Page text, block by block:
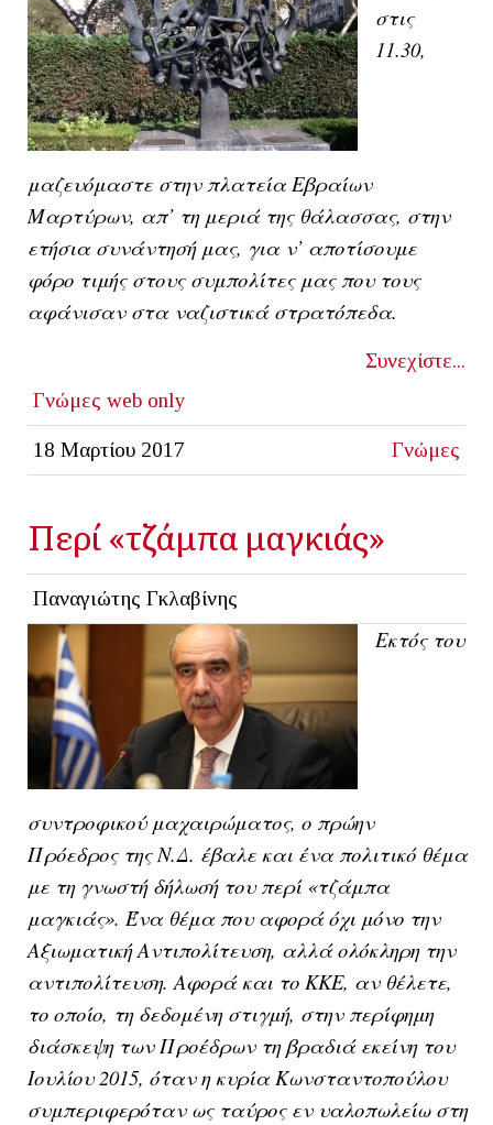
στις
11.30,
μαζευόμαστε στην πλατεία Εβραίων
Μαρτύρων, απ’ τη μεριά της θάλασσας, στην
ετήσια συνάντησή μας, για ν’ αποτίσουμε
φόρο τιμής στους συμπολίτες μας που τους
αφάνισαν στα ναζιστικά στρατόπεδα.
Συνεχίστε...
Γνώμες web only
18 Μαρτίου 2017 Γνώμες
Περί «τζάμπα μαγκιάς»
Παναγιώτης Γκλαβίνης
Εκτός του
συντροφικού μαχαιρώματος, ο πρώην
Πρόεδρος της Ν.Δ. έβαλε και ένα πολιτικό θέμα
με τη γνωστή δήλωσή του περί «τζάμπα
μαγκιάς». Ένα θέμα που αφορά όχι μόνο την
Αξιωματική Αντιπολίτευση, αλλά ολόκληρη την
αντιπολίτευση. Αφορά και το ΚΚΕ, αν θέλετε,
το οποίο, τη δεδομένη στιγμή, στην περίφημη
διάσκεψη των Προέδρων τη βραδιά εκείνη του
Ιουλίου 2015, όταν η κυρία Κωνσταντοπούλου
συμπεριφερόταν ως ταύρος εν υαλοπωλείω στη